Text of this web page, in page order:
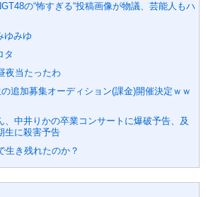
の“怖すぎる“投稿画像が物議、芸能人もハ
ゆみゆ
タ
夜当たったわ
の追加募集オーディション(課金)開催決定ｗｗ
、中井りかの卒業コンサートに爆破予告、及
生に殺害予告
生き残れたのか？